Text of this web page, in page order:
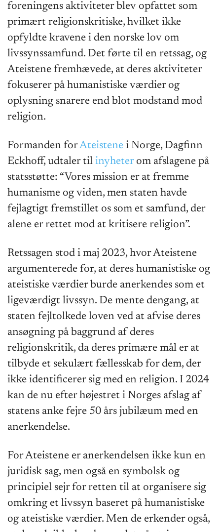
foreningens aktiviteter blev opfattet som
primært religionskritiske, hvilket ikke
opfyldte kravene i den norske lov om
livssynssamfund. Det førte til en retssag, og
Ateistene fremhævede, at deres aktiviteter
fokuserer på humanistiske værdier og
oplysning snarere end blot modstand mod
religion.
Formanden forAteistene i Norge, Dagfinn
Eckhoff, udtaler til inyheterom afslagene på
statsstøtte: “Vores mission er at fremme
humanisme og viden, men staten havde
fejlagtigt fremstillet os som et samfund, der
alene er rettet mod at kritisere religion”.
Retssagen stod i maj 2023, hvor Ateistene
argumenterede for, at deres humanistiske og
ateistiske værdier burde anerkendes som et
ligeværdigt livssyn. De mente dengang, at
staten fejltolkede loven ved at afvise deres
ansøgning på baggrund af deres
religionskritik, da deres primære mål er at
tilbyde et sekulært fællesskab for dem, der
ikke identificerer sig med en religion. I 2024
kan de nu efter højestret i Norges afslag af
statens anke fejre 50 års jubilæum med en
anerkendelse.
For Ateistene er anerkendelsen ikke kun en
juridisk sag, men også en symbolsk og
principiel sejr for retten til at organisere sig
omkring et livssyn baseret på humanistiske
og ateistiske værdier. Men de erkender også,